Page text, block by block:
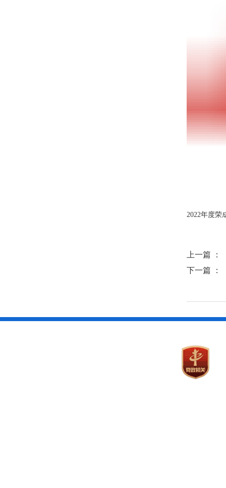
2022年度荣
上一篇 ：
下一篇 ：